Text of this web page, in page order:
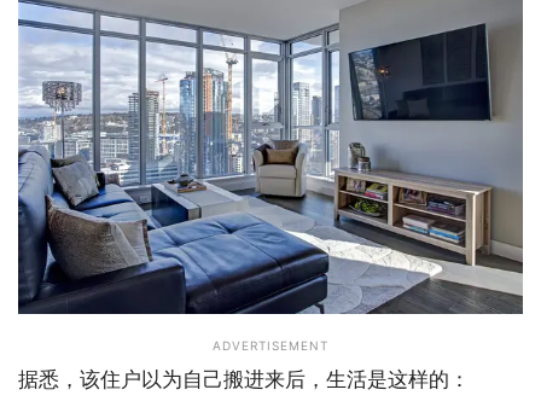
ADVERTISEMENT
据悉，该住户以为自己搬进来后，生活是这样的：